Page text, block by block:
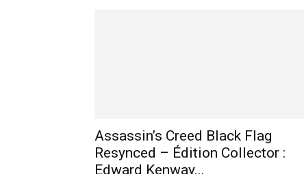
d'actualités
Assassin’s Creed Black Flag
Resynced – Édition Collector :
Edward Kenway...